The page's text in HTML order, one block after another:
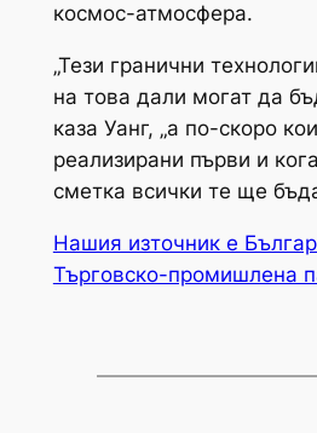
космос-атмосфера.
„Тези гранични
на това дали могат да
каза Уанг, „а по-скоро
реализирани първи и
сметка всички те ще
Нашия източник е
Търговско-промишлена